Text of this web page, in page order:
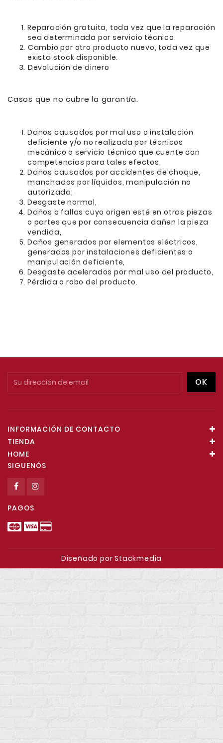
Reparación gratuita, toda vez que la reparación
sea determinada por servicio técnico.
⁠Cambio por otro producto nuevo, toda vez que
exista stock disponible.
⁠Devolución de dinero
Casos que no cubre la garantía.
Daños causados por mal uso o instalación
deficiente y/o no realizada por técnicos
mecánico o servicio técnico que cuente con
competencias para tales efectos,
Daños causados por accidentes de choque,
manchados por líquidos, manipulación no
autorizada,
Desgaste normal,
Daños o fallas cuyo origen esté en otras piezas
o partes que por consecuencia dañen la pieza
vendida,
Daños generados por elementos eléctricos,
generados por instalaciones deficientes o
manipulación deficiente,
Desgaste acelerados por mal uso del producto,
Pérdida o robo del producto.
INFORMACIÓN DE CONTACTO
TIENDA
HOME
SIGUENÓS
PAGOS
Diseñado por Stackmedia